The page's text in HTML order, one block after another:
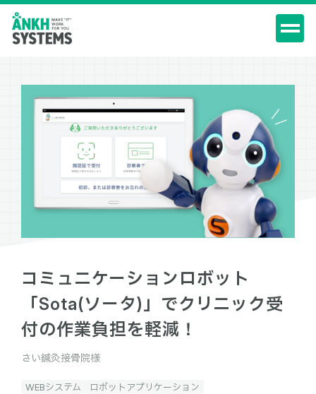
コミュニケーションロボット
「Sota(ソータ)」でクリニック受
付の作業負担を軽減！
さい鍼灸接骨院様
WEBシステム ロボットアプリケーション